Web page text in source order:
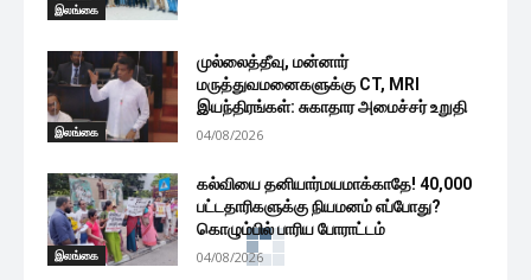
இலங்கை
இலங்கை
முல்லைத்தீவு, மன்னார்
மருத்துவமனைகளுக்கு CT, MRI
இயந்திரங்கள்: சுகாதார அமைச்சர் உறுதி
04/08/2026
இலங்கை
கல்வியை தனியார்மயமாக்காதே! 40,000
பட்டதாரிகளுக்கு நியமனம் எப்போது?
கொழும்பில் பாரிய போராட்டம்
04/08/2026